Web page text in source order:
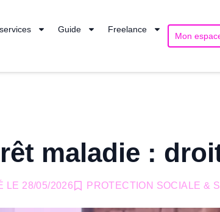
Guide Freelance
Mon
maladie :
LE 28/05/2026 PROTECTION SOCIALE &